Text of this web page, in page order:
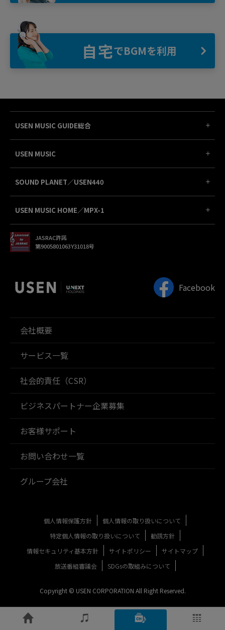
自宅でBGMを利用
USEN MUSIC GUIDE総合
USEN MUSIC
SOUND PLANET／USEN440
USEN MUSIC HOME／MPX-1
JASRAC許諾
第9005801063Y31018号
Facebook
会社概要
サービス一覧
社会的責任（CSR）
ビジネスパートナー企業募集
お客様サポート
お問い合わせ一覧
グループ会社
個人情報保護方針
個人情報の取り扱いについて
特定個人情報の取り扱いについて
勧誘方針
情報セキュリティ基本方針
サイトポリシー
サイトマップ
放送番組審議会
SDGsの取組みについて
Copyright © USEN CORPORATION All Right Reserved.